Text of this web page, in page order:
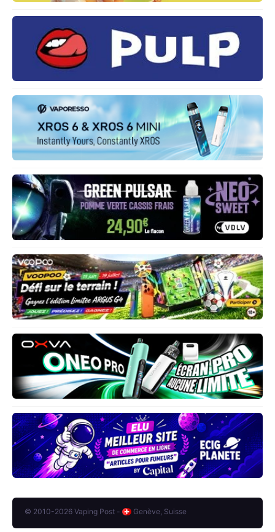
© 2010-2026 Vaping Post - Genève, Suisse